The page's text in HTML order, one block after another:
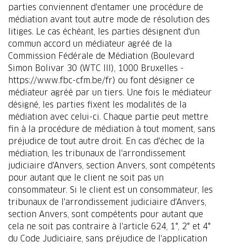
parties conviennent d'entamer une procédure de
médiation avant tout autre mode de résolution des
litiges. Le cas échéant, les parties désignent d'un
commun accord un médiateur agréé de la
Commission Fédérale de Médiation (Boulevard
Simon Bolivar 30 (WTC III), 1000 Bruxelles -
https://www.fbc-cfm.be/fr) ou font désigner ce
médiateur agréé par un tiers. Une fois le médiateur
désigné, les parties fixent les modalités de la
médiation avec celui-ci. Chaque partie peut mettre
fin à la procédure de médiation à tout moment, sans
préjudice de tout autre droit. En cas d'échec de la
médiation, les tribunaux de l'arrondissement
judiciaire d'Anvers, section Anvers, sont compétents
pour autant que le client ne soit pas un
consommateur. Si le client est un consommateur, les
tribunaux de l'arrondissement judiciaire d'Anvers,
section Anvers, sont compétents pour autant que
cela ne soit pas contraire à l'article 624, 1°, 2° et 4°
du Code Judiciaire, sans préjudice de l'application